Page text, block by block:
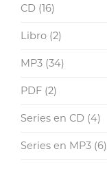
CD (16)
Libro (2)
MP3 (34)
PDF (2)
Series en CD (4)
Series en MP3 (6)